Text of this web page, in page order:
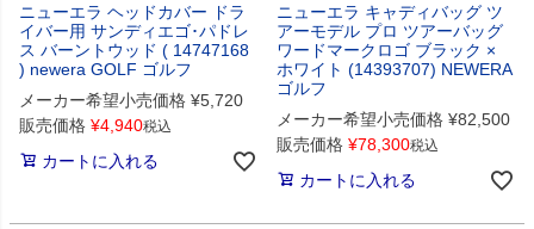
ニューエラ ヘッドカバー ドラ
イバー用 サンディエゴ･パドレ
ス バーントウッド ( 14747168
) newera GOLF ゴルフ
メーカー希望小売価格 ¥5,720
販売価格 ¥4,940税込
カートに入れる
ニューエラ キャディバッグ ツ
アーモデル プロ ツアーバッグ
ワードマークロゴ ブラック ×
ホワイト (14393707) NEWERA
ゴルフ
メーカー希望小売価格 ¥82,500
販売価格 ¥78,300税込
カートに入れる